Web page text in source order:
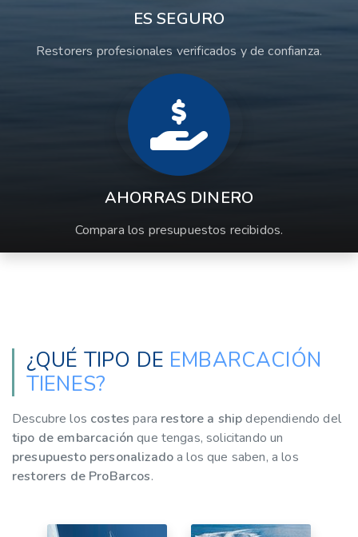
ES SEGURO
Restorers profesionales verificados y de confianza.
AHORRAS DINERO
Compara los presupuestos recibidos.
¿QUÉ TIPO DE EMBARCACIÓN
TIENES?
Descubre los costes para restore a shipdependiendo del
tipo de embarcación que tengas, solicitando un
presupuesto personalizadoa los que saben, a los
restorers de ProBarcos.